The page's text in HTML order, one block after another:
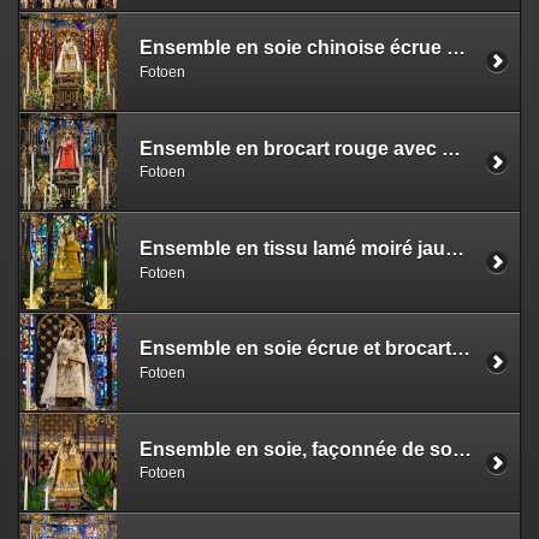
Ensemble en soie chinoise écrue à décor polychrome avec broderies de fleurs et d'oiseaux
Fotoen
Ensemble en brocart rouge avec dessin de fleurs et flammes
Fotoen
Ensemble en tissu lamé moiré jaune doré avec phylactère sur satin de soie bleu
Fotoen
Ensemble en soie écrue et brocart argenté, entrelacs avec les douze cantons luxembourgeois
Fotoen
Ensemble en soie, façonnée de soie et d’or avec broderies en relief galons, perles et pierres
Fotoen